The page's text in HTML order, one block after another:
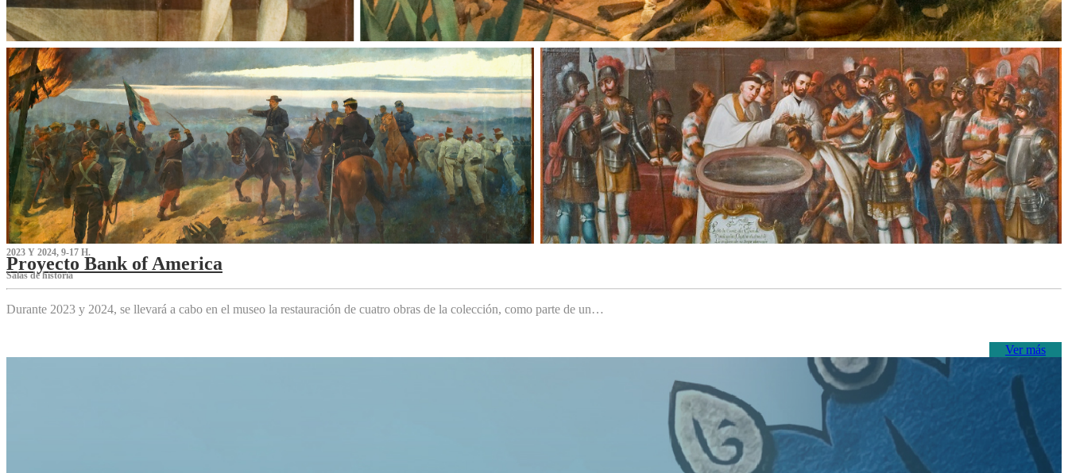
2023 Y 2024, 9-17 H.
Proyecto Bank of America
S‌alas de historia
Durante 2023 y 2024, se llevará a cabo en el museo la restauración de cuatro obras de la colección, como parte de un…
Ver más